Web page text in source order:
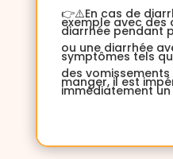
👉⚠️En cas de
exemple avec des
diarrhée pendant
ou une diarrhée
symptômes tels
des
manger, il est
immédiatement